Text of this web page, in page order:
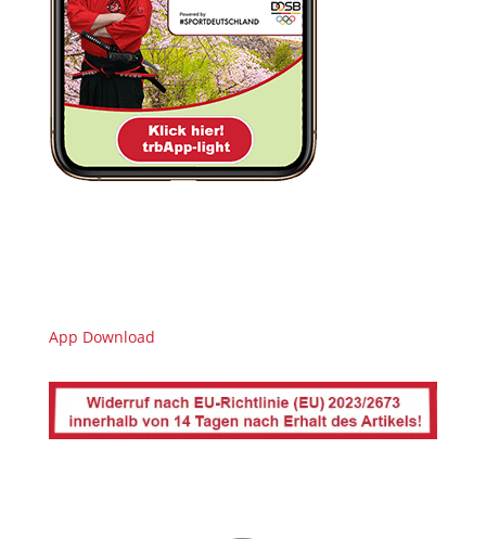
App Download